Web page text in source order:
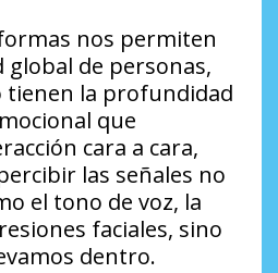
nos permiten
global de personas,
tienen la profundidad
que
cara a cara,
las señales no
el tono de voz, la
faciales, sino
dentro.